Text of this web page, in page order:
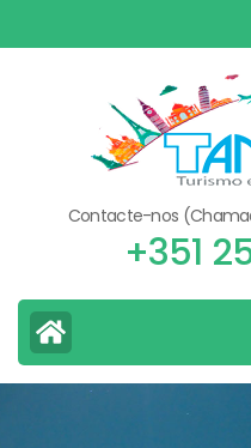
to
Contacte-nos
+351